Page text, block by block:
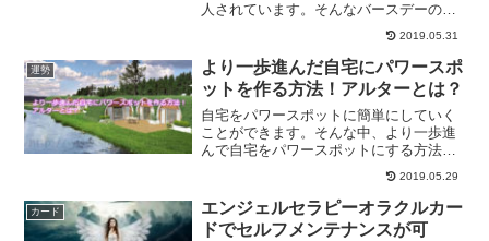
人されています。そんなバースデーの日
を特別な日にするための前準備につい
て、お誕生日の日の過ごし方についてご
紹介していきます。
2019.05.31
運勢
より一歩進んだ自宅にパワースポ
ットを作る方法！アルターとは？
自宅をパワースポットに簡単にしていく
ことができます。そんな中、より一歩進
んで自宅をパワースポットにする方法が
アルターを作ることです。アルターとは
一体何なのか？アルターの作り方につい
て解説していきます。
2019.05.29
カード
エンジェルセラピーオラクルカー
ドでセルフメンテナンスが可